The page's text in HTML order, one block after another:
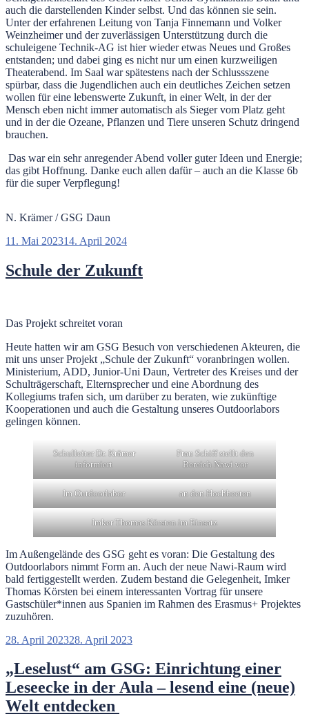
auch die darstellenden Kinder selbst. Und das können sie sein.
Unter der erfahrenen Leitung von Tanja Finnemann und Volker
Weinzheimer und der zuverlässigen Unterstützung durch die
schuleigene Technik-AG ist hier wieder etwas Neues und Großes
entstanden; und dabei ging es nicht nur um einen kurzweiligen
Theaterabend. Im Saal war spätestens nach der Schlussszene
spürbar, dass die Jugendlichen auch ein deutliches Zeichen setzen
wollen für eine lebenswerte Zukunft, in einer Welt, in der der
Mensch eben nicht immer automatisch als Sieger vom Platz geht
und in der die Ozeane, Pflanzen und Tiere unseren Schutz dringend
brauchen.
Das war ein sehr anregender Abend voller guter Ideen und Energie;
das gibt Hoffnung. Danke euch allen dafür – auch an die Klasse 6b
für die super Verpflegung!
N. Krämer / GSG Daun
Veröffentlicht
11. Mai 202314. April 2024
Schule der Zukunft
Das Projekt schreitet voran
Heute hatten wir am GSG Besuch von verschiedenen Akteuren, die
mit uns unser Projekt „Schule der Zukunft“ voranbringen wollen.
Ministerium, ADD, Junior-Uni Daun, Vertreter des Kreises und der
Schulträgerschaft, Elternsprecher und eine Abordnung des
Kollegiums trafen sich, um darüber zu beraten, wie zukünftige
Kooperationen und auch die Gestaltung unseres Outdoorlabors
gelingen können.
Schulleiter Dr. Krämer
informiert
Frau Schiff stellt den
Bereich Nawi vor
Im Outdoorlabor an den Hochbeeten
Imker Thomas Körsten im Einsatz
Im Außengelände des GSG geht es voran: Die Gestaltung des
Outdoorlabors nimmt Form an. Auch der neue Nawi-Raum wird
bald fertiggestellt werden. Zudem bestand die Gelegenheit, Imker
Thomas Körsten bei einem interessanten Vortrag für unsere
Gastschüler*innen aus Spanien im Rahmen des Erasmus+ Projektes
zuzuhören.
Veröffentlicht
28. April 202328. April 2023
„Leselust“ am GSG: Einrichtung einer
Leseecke in der Aula – lesend eine (neue)
Welt entdecken